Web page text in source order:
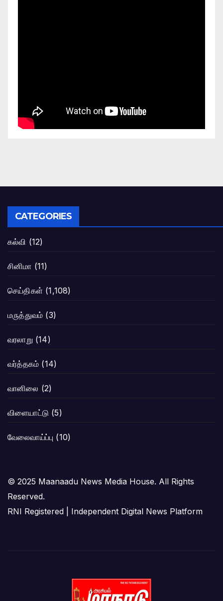
CATEGORIES
கல்வி (12)
சினிமா (11)
செய்திகள் (1,108)
மருத்துவம் (3)
வரலாறு (14)
வர்த்தகம் (14)
வானிலை (2)
விளையாட்டு (5)
வேலைவாய்ப்பு (10)
© 2025 Maanaadu News Media House. All Rights
Reserved.
RNI Registered | Independent Digital News Platform